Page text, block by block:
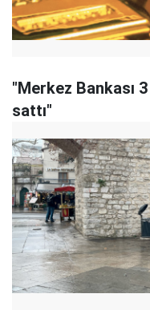
"Merkez Bankası
sattı"